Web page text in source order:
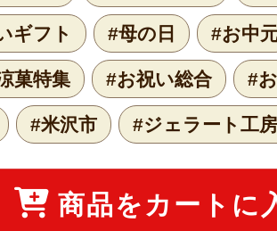
ギフト #母の日 #お中
菓特集 #お祝い総合 #
#米沢市 #ジェラート工
商品をカートに